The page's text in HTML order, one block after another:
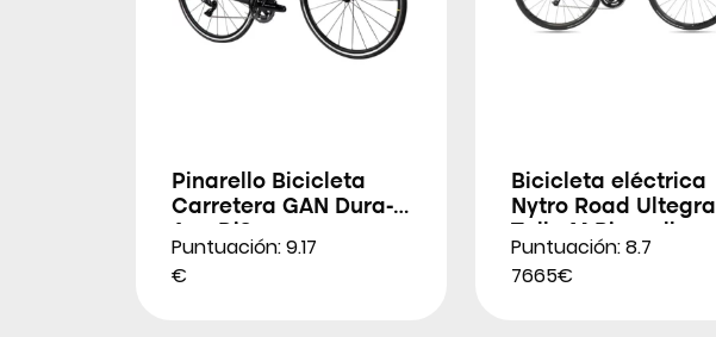
Pinarello Bicicleta
Carretera GAN Dura-
Puntuación: 9.17
€
Bicicleta eléctrica
Nytro Road Ultegra
Puntuación: 8.7
7665€